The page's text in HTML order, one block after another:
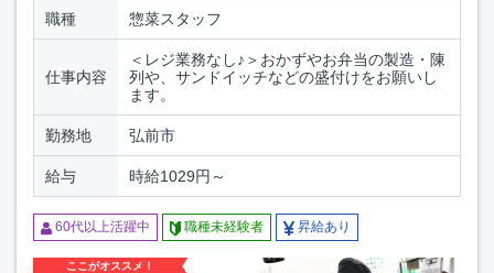
職種 惣菜スタッフ
仕事内容
＜レジ業務なし♪＞おかずやお弁当の製造・陳
列や、サンドイッチなどの盛付けをお願いし
ます。
勤務地 弘前市
給与 時給1029円～
60代以上活躍中 職種未経験者 昇給あり
ここがオススメ！